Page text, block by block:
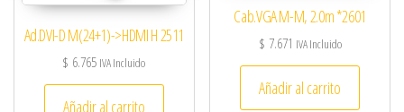
Ad.DVI-D M(24+1)->HDMI H 2511
$ 6.765 IVA Incluido
Añadir al carrito
Cab.VGA M-M, 2.0m *2601
$ 7.671 IVA Incluido
Añadir al carrito